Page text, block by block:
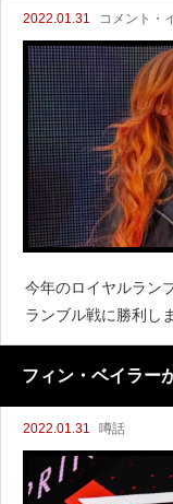
2022.01.31 コメント・
今年のロイヤルラン
ランブル戦に勝利し
フィン・ベイラー
2022.01.31 噂話